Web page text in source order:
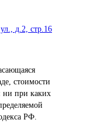
д.2, стр.16
стоимости
ни при каких
РФ.